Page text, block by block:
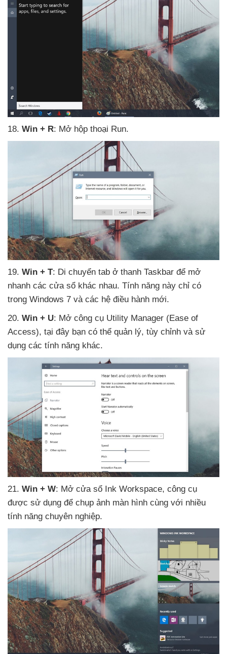
18. Win + R: Mở hộp thoại Run.​
19. Win + T: Di chuyển tab ở thanh Taskbar để mở
nhanh các cửa sổ khác nhau. Tính năng này chỉ có
trong Windows 7 và các hệ điều hành mới.
20. Win + U: Mở công cụ Utility Manager (Ease of
Access), tại đây bạn có thể quản lý, tùy chỉnh và sử
dụng các tính năng khác.
21. Win + W: Mở cửa sổ Ink Workspace, công cụ
được sử dụng để chụp ảnh màn hình cùng với nhiều
tính năng chuyên nghiệp.